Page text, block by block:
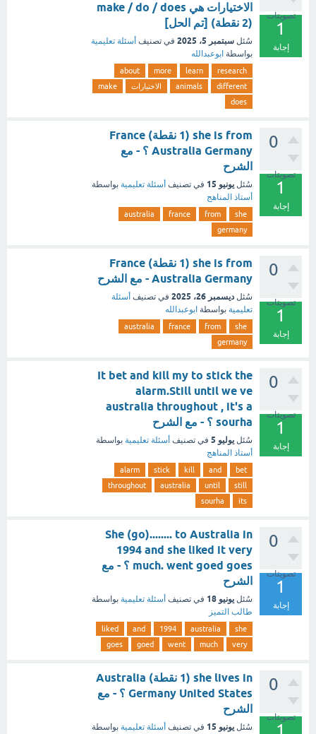
تصويتات
1
إجابة
الاختيارات هي make / do / does
(2 نقطة) [تم الحل]
سُئل سبتمبر 5، 2025 في تصنيف أسئلة تعليمية
بواسطة ابوعبدالله
research
learn
more
about
different
animals الاختيارات
make
does
0
تصويتات
1
إجابة
she is from (1 نقطة) France
Australia Germany ؟ - مع
الشرح
سُئل يونيو 15 في تصنيف أسئلة تعليمية بواسطة
أستاذ المناهج
she
from
france
australia
germany
0
تصويتات
1
إجابة
she is from (1 نقطة) France
Australia Germany - مع الشرح
سُئل ديسمبر 26، 2025 في تصنيف أسئلة
تعليمية بواسطة ابوعبدالله
she
from
france
australia
germany
0
تصويتات
1
إجابة
It bet and kill my to stick the
alarm.Still until we ve
australia throughout , it's a
sourha ؟ - مع الشرح
سُئل يوليو 5 في تصنيف أسئلة تعليمية بواسطة
أستاذ المناهج
bet
and
kill
stick
alarm
still
until
australia
throughout
its
sourha
0
تصويتات
1
إجابة
She (go)........ to Australia in
1994 and she liked it very
much. went goed goes ؟ - مع
الشرح
سُئل يونيو 18 في تصنيف أسئلة تعليمية بواسطة
طالب التميز
she
australia
1994
and
liked
very
much
went
goed
goes
0
تصويتات
1
she lives in (1 نقطة) Australia
Germany United States ؟ - مع
الشرح
سُئل يونيو 15 في تصنيف أسئلة تعليمية بواسطة